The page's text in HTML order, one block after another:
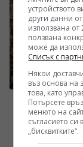
рамките на
огненият
Хирошима,
свръхбърза
нови
стъкловидни
ИНТЕРЕСНО
Защо
устройството
други данни
използвана от
ползвана
може да
Списък с
Някои
въз основа на
това, като
Потърсете
менюто на
съгласието си
„бисквитките“.